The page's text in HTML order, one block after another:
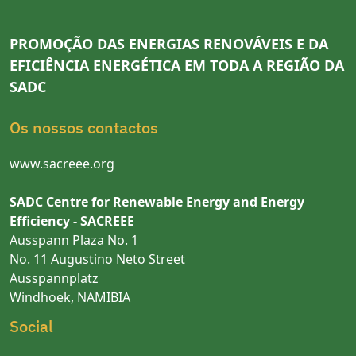
PROMOÇÃO DAS ENERGIAS RENOVÁVEIS E DA
EFICIÊNCIA ENERGÉTICA EM TODA A REGIÃO DA
SADC
Os nossos contactos
www.sacreee.org
SADC Centre for Renewable Energy and Energy
Efficiency - SACREEE
Ausspann Plaza No. 1
No. 11 Augustino Neto Street
Ausspannplatz
Windhoek, NAMIBIA
Social